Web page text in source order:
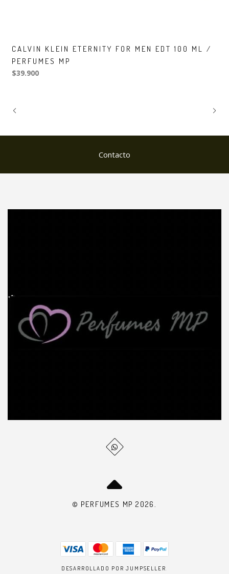
CALVIN KLEIN ETERNITY FOR MEN EDT 100 ML /
PERFUMES MP
$39.900
Contacto
© PERFUMES MP 2026.
DESARROLLADO POR JUMPSELLER